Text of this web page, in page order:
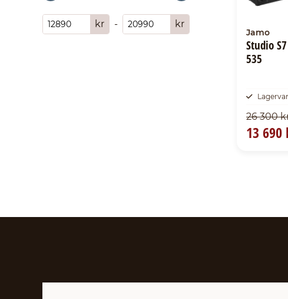
kr - kr
Jamo
Studio
535
26 300
13 690